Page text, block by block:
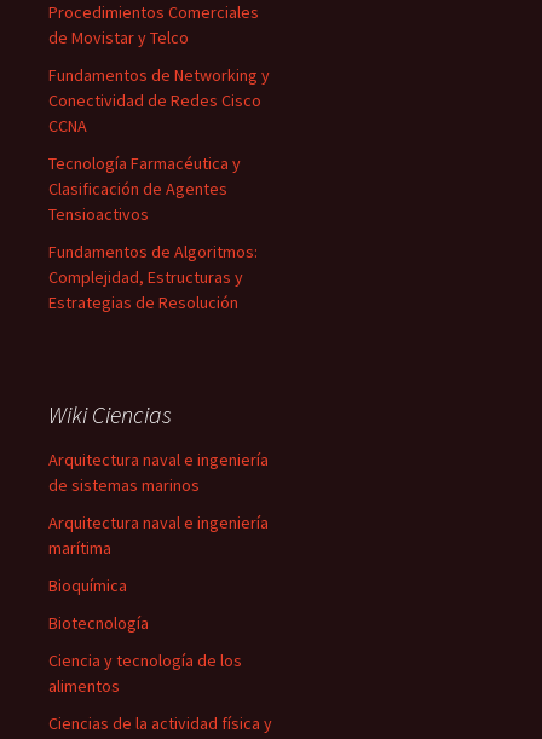
Procedimientos Comerciales
de Movistar y Telco
Fundamentos de Networking y
Conectividad de Redes Cisco
CCNA
Tecnología Farmacéutica y
Clasificación de Agentes
Tensioactivos
Fundamentos de Algoritmos:
Complejidad, Estructuras y
Estrategias de Resolución
Wiki Ciencias
Arquitectura naval e ingeniería
de sistemas marinos
Arquitectura naval e ingeniería
marítima
Bioquímica
Biotecnología
Ciencia y tecnología de los
alimentos
Ciencias de la actividad física y